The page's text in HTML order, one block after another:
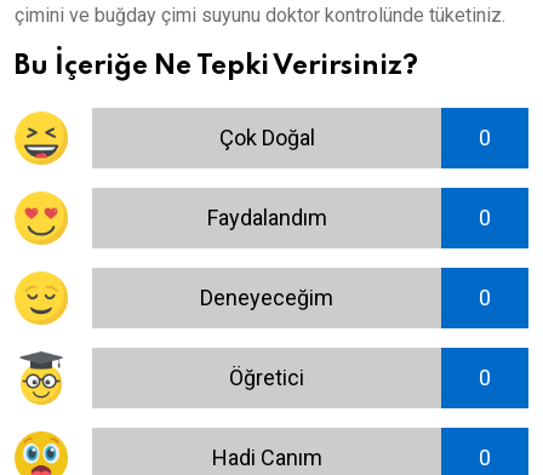
çimini ve buğday çimi suyunu doktor kontrolünde tüketiniz.
Bu İçeriğe Ne Tepki Verirsiniz?
Çok Doğal 0
Faydalandım 0
Deneyeceğim 0
Öğretici 0
Hadi Canım 0